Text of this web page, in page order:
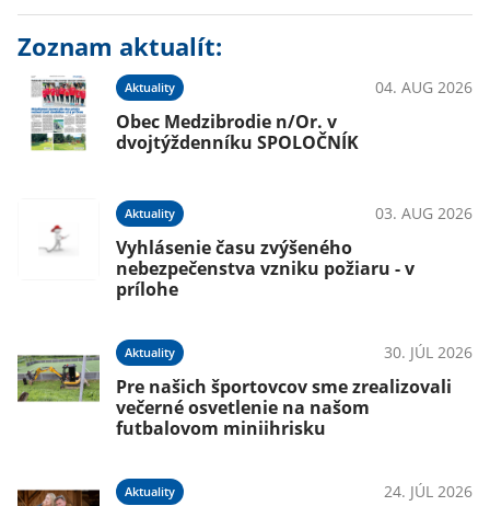
Zoznam aktualít:
Aktuality 04. AUG 2026
Obec Medzibrodie n/Or. v
dvojtýždenníku SPOLOČNÍK
Aktuality 03. AUG 2026
Vyhlásenie času zvýšeného
nebezpečenstva vzniku požiaru - v
prílohe
Aktuality 30. JÚL 2026
Pre našich športovcov sme zrealizovali
večerné osvetlenie na našom
futbalovom miniihrisku
Aktuality 24. JÚL 2026